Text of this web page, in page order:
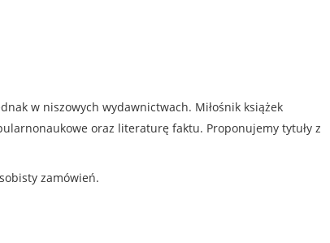
w niszowych wydawnictwach. Miłośnik książek
oraz literaturę faktu. Proponujemy tytuły z
zamówień.